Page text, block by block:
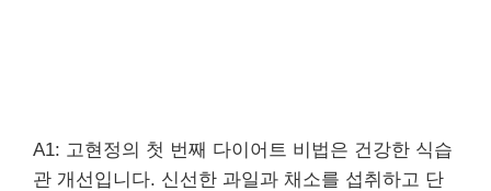
A1: 고현정의 첫 번째 다이어트 비법은 건강한 식습
관 개선입니다. 신선한 과일과 채소를 섭취하고 단